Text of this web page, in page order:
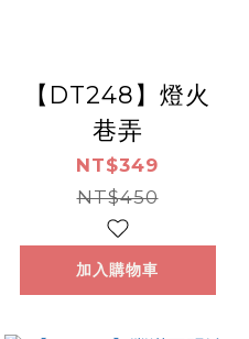
【DT248】燈火
巷弄
NT$349
NT$450
加入購物車